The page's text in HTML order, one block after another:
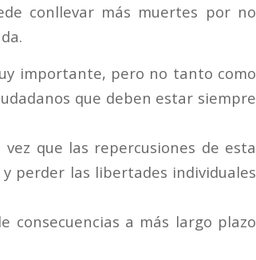
conllevar más muertes por no
importante, pero no tanto como
que deben estar siempre
que las repercusiones de esta
perder las libertades individuales
consecuencias a más largo plazo